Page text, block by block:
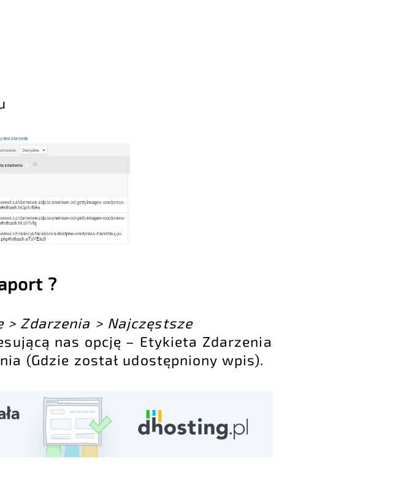
?
> Zdarzenia > Najczęstsze
nas opcję – Etykieta Zdarzenia
(Gdzie został udostępniony wpis).